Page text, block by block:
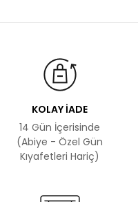
KOLAY İADE
14 Gün İçerisinde
(Abiye - Özel Gün
Kıyafetleri Hariç)